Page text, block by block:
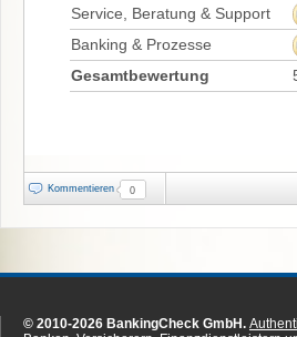
Service, Beratung & Support
Banking & Prozesse
Gesamtbewertung
Kommentieren 0
© 2010-2026 BankingCheck GmbH.